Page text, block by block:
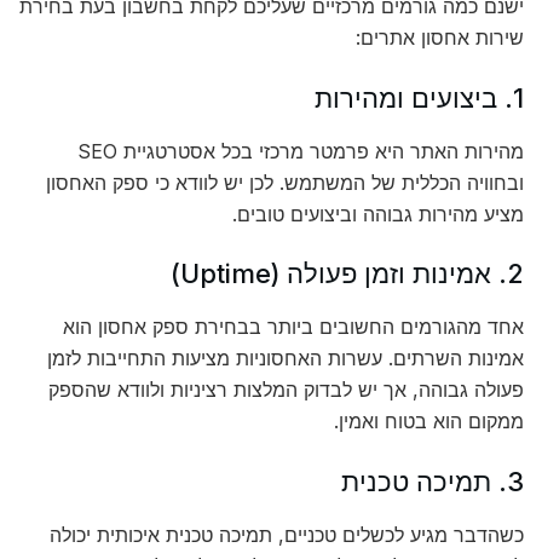
ישנם כמה גורמים מרכזיים שעליכם לקחת בחשבון בעת בחירת
שירות אחסון אתרים:
1. ביצועים ומהירות
מהירות האתר היא פרמטר מרכזי בכל אסטרטגיית SEO
ובחוויה הכללית של המשתמש. לכן יש לוודא כי ספק האחסון
מציע מהירות גבוהה וביצועים טובים.
2. אמינות וזמן פעולה (Uptime)
אחד מהגורמים החשובים ביותר בבחירת ספק אחסון הוא
אמינות השרתים. עשרות האחסוניות מציעות התחייבות לזמן
פעולה גבוהה, אך יש לבדוק המלצות רציניות ולוודא שהספק
ממקום הוא בטוח ואמין.
3. תמיכה טכנית
כשהדבר מגיע לכשלים טכניים, תמיכה טכנית איכותית יכולה